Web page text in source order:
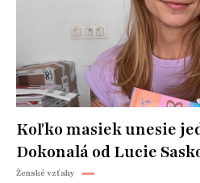
Koľko masiek unesie
Dokonalá od Lucie
Ženské vzťahy